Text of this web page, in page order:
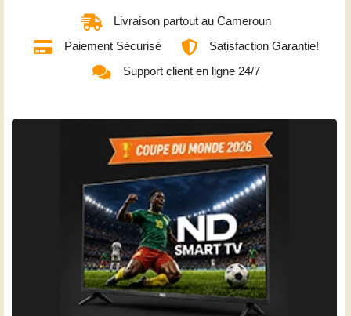
Livraison partout au Cameroun
Paiement Sécurisé
Satisfaction Garantie!
Support client en ligne 24/7